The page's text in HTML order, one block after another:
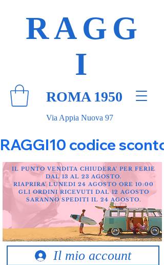
Via Appia Nuova 97
RAGG
I
ROMA 1950
RAGGI10 codice
Il mio account
IL PUNTO VENDITA CHIUDERA' PER FERIE
DAL 13 AL 23 AGOSTO.
RIAPRIRA' LUNEDI 24 AGOSTO ORE 10:00
GLI ORDINI RICEVUTI DAL 12 AGOSTO
SARANNO SPEDITI IL 24 AGOSTO.